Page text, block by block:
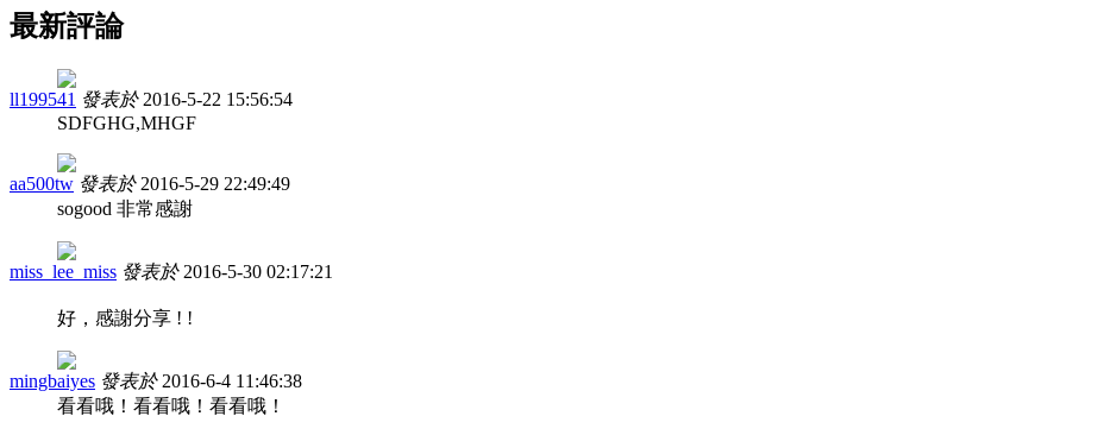
最新評論
ll199541 發表於 2016-5-22 15:56:54
SDFGHG,MHGF
aa500tw 發表於 2016-5-29 22:49:49
sogood 非常感謝
miss_lee_miss 發表於 2016-5-30 02:17:21
好，感謝分享 ! !
mingbaiyes 發表於 2016-6-4 11:46:38
看看哦！看看哦！看看哦！